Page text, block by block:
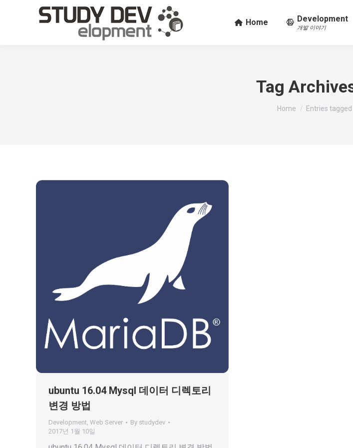
Home Development
개발 이야기
Tag
You are here:
Home Entries
ubuntu 16.04 Mysql 데이터 디렉토리
변경 방법
Development, Web Server By studydev
2017년 1월 10일